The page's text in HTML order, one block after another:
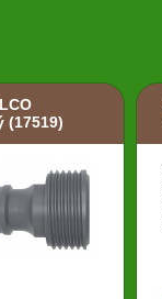
(17519)